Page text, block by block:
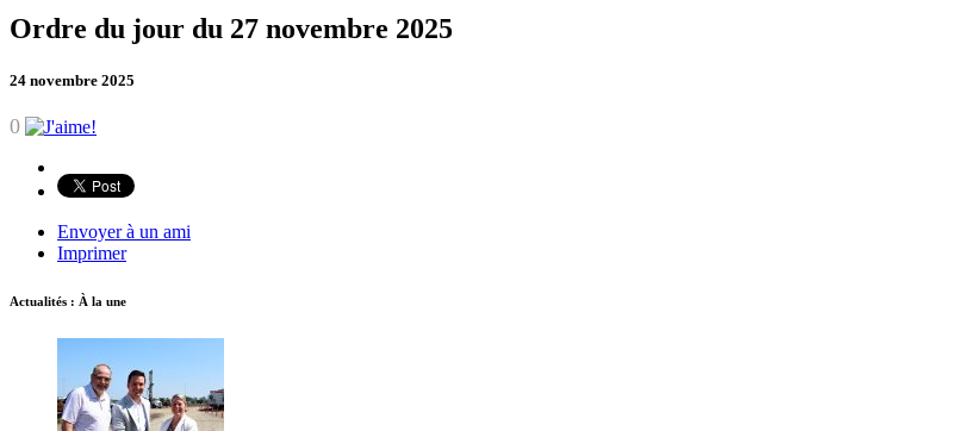
Ordre du jour du 27 novembre 2025
24 novembre 2025
0
Envoyer à un ami
Imprimer
Actualités : À la une